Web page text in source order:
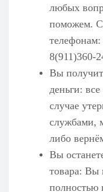
любых
поможем.
8(911)360-
Вы
деньги:
случае
службами,
либо
Вы
товара: Вы
полностью